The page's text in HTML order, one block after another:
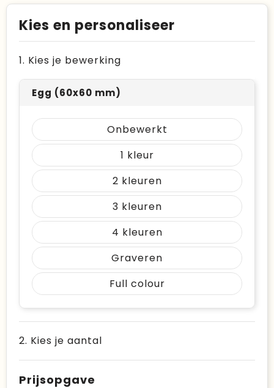
Kies en personaliseer
1. Kies je bewerking
Egg (60x60 mm)
Onbewerkt
1
2
3
4
Graveren
Full colour
2. Kies je aantal
Prijsopgave